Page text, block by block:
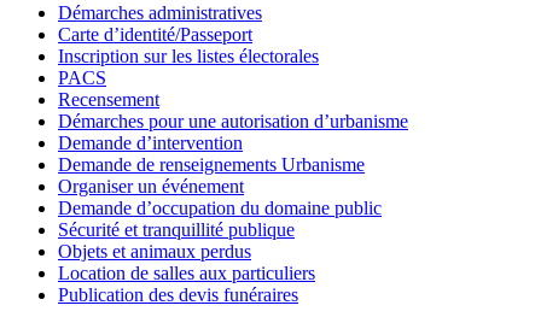
Démarches administratives
Carte d’identité/Passeport
Inscription sur les listes électorales
PACS
Recensement
Démarches pour une autorisation d’urbanisme
Demande d’intervention
Demande de renseignements Urbanisme
Organiser un événement
Demande d’occupation du domaine public
Sécurité et tranquillité publique
Objets et animaux perdus
Location de salles aux particuliers
Publication des devis funéraires